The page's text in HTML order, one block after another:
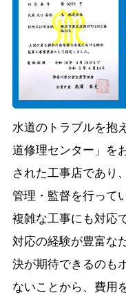
水道のトラブルを抱
道修理センター」を
された工事店であり
管理・監督を行って
複雑な工事にも対応
対応の経験が豊富な
決が期待できるのも
ないことから、費用